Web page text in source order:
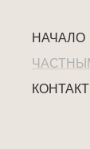
НАЧАЛО